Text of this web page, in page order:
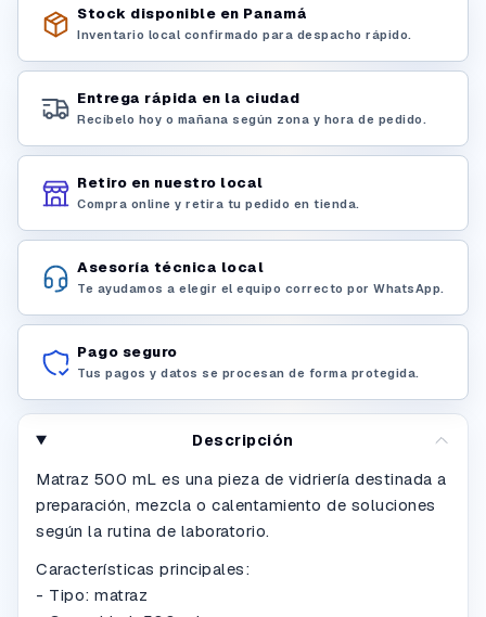
Stock disponible en Panamá
Inventario local confirmado para despacho rápido.
Entrega rápida en la ciudad
Recíbelo hoy o mañana según zona y hora de pedido.
Retiro en nuestro local
Compra online y retira tu pedido en tienda.
Asesoría técnica local
Te ayudamos a elegir el equipo correcto por WhatsApp.
Pago seguro
Tus pagos y datos se procesan de forma protegida.
Descripción
Matraz 500 mL es una pieza de vidriería destinada a
preparación, mezcla o calentamiento de soluciones
según la rutina de laboratorio.
Características principales:
- Tipo: matraz